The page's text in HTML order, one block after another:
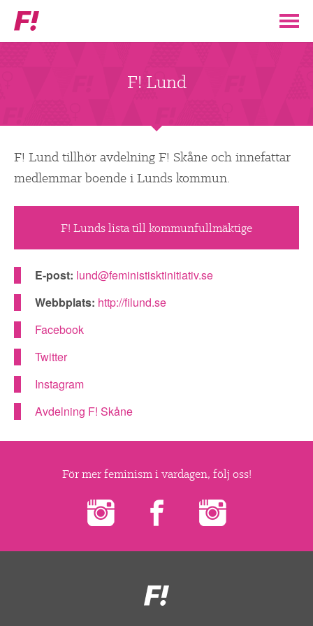
Feministiskt
initiativ
ENAD RÖST
PARTILEDARE
OM FI
FÖR MEDLEMMAR
SÖK
F! Lund
F! Lund tillhör avdelning F! Skåne och innefattar
medlemmar boende i Lunds kommun.
F! Lunds lista till kommunfullmäktige
E-post: lund@feministisktinitiativ.se
Webbplats: http://filund.se
Facebook
Twitter
Instagram
Avdelning F! Skåne
För mer feminism i vardagen, följ oss!
Feministiskt
initiativ